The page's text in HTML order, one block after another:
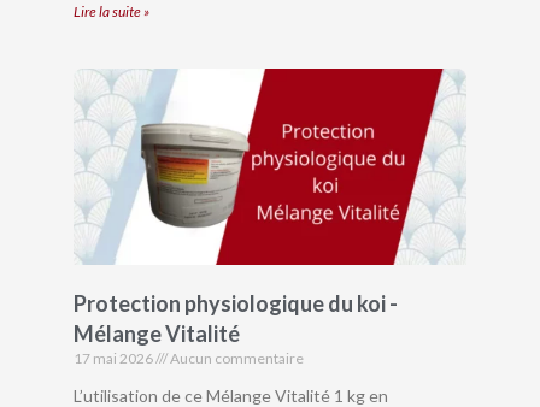
Lire la suite »
Protection physiologique du koi -
Mélange Vitalité
17 mai 2026 Aucun commentaire
L’utilisation de ce Mélange Vitalité 1 kg en